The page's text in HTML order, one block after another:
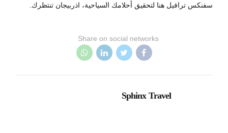
سفنكس ترافيل هنا لتحقيق أحلامك السياحية، اذربيجان تنتظرك.
Share on social networks
Sphinx Travel